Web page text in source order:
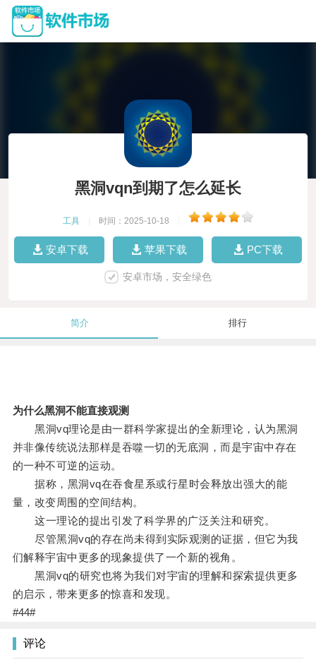
黑洞vqn到期了怎么延长
工具 时间：2025-10-18
安卓下载 苹果下载 PC下载
安卓市场，安全绿色
简介 排行
为什么黑洞不能直接观测
黑洞vq理论是由一群科学家提出的全新理论，认为黑洞
并非像传统说法那样是吞噬一切的无底洞，而是宇宙中存在
的一种不可逆的运动。
据称，黑洞vq在吞食星系或行星时会释放出强大的能
量，改变周围的空间结构。
这一理论的提出引发了科学界的广泛关注和研究。
尽管黑洞vq的存在尚未得到实际观测的证据，但它为我
们解释宇宙中更多的现象提供了一个新的视角。
黑洞vq的研究也将为我们对宇宙的理解和探索提供更多
的启示，带来更多的惊喜和发现。
#44#
评论